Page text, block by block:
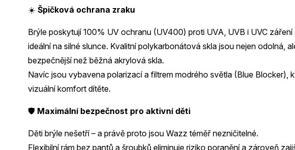
☀️ Špičková ochrana zraku
Brýle poskytují 100% UV ochranu (UV400) proti UVA, UVB i UVC záření
ideální na silné slunce. Kvalitní polykarbonátová skla jsou nejen odolná,
bezpečnější než běžná akrylová skla.
Navíc jsou vybavena polarizací a filtrem modrého světla (Blue Blocker),
vizuální komfort dítěte.
🛡️ Maximální bezpečnost pro aktivní děti
Děti brýle nešetří – a právě proto jsou Wazz téměř nezničitelné.
Flexibilní rám bez pantů a šroubků eliminuje riziko poranění a zároveň